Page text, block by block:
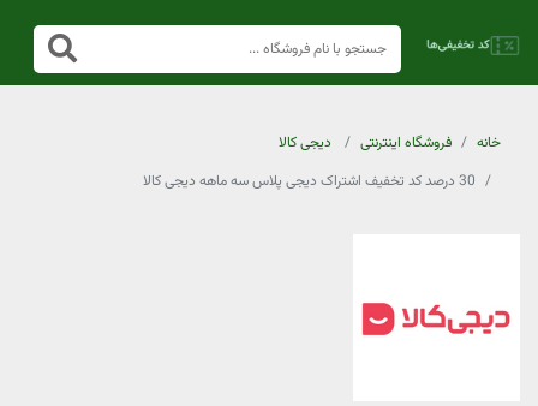
خانه فروشگاه اینترنتی
دیجی کالا
30 درصد کد تخفیف اشتراک دیجی پلاس سه ماهه دیجی کالا